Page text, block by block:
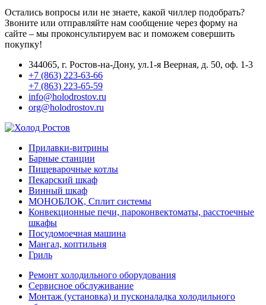
Остались вопросы или не знаете, какой чиллер подобрать?
Звоните или отправляйте нам сообщение через форму на
сайте – мы проконсультируем вас и поможем совершить
покупку!
344065, г. Ростов-на-Дону, ул.1-я Веерная, д. 50, оф. 1-3
+7 (863) 223-63-66
+7 (863) 223-65-59
info@holodrostov.ru
org@holodrostov.ru
Прилавки-витрины
Барные станции
Пищеварочные котлы
Пекарский шкаф
Винный шкаф
МОНОБЛОК, Сплит системы
Конвекционные печи, пароконвектоматы, расстоечные
шкафы
Посудомоечная машина
Мангал, коптильня
Гриль
Ремонт холодильного оборудования
Сервисное обслуживание
Монтаж (установка) и пусконаладка холодильного